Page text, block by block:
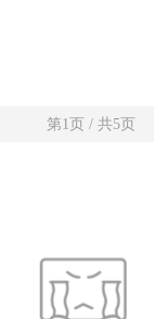
第1页 / 共5页